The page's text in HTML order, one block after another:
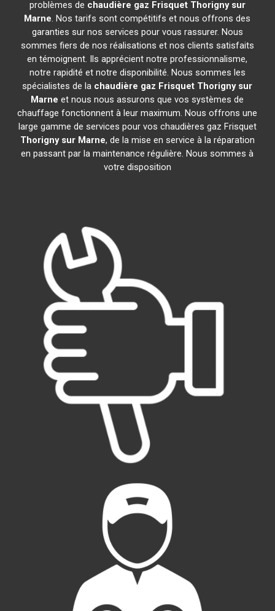
problèmes de chaudière gaz Frisquet Thorigny sur
Marne. Nos tarifs sont compétitifs et nous offrons des
garanties sur nos services pour vous rassurer. Nous
sommes fiers de nos réalisations et nos clients satisfaits
en témoignent. Ils apprécient notre professionnalisme,
notre rapidité et notre disponibilité. Nous sommes les
spécialistes de la chaudière gaz Frisquet Thorigny sur
Marne et nous nous assurons que vos systèmes de
chauffage fonctionnent à leur maximum. Nous offrons une
large gamme de services pour vos chaudières gaz Frisquet
Thorigny sur Marne, de la mise en service à la réparation
en passant par la maintenance régulière. Nous sommes à
votre disposition